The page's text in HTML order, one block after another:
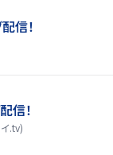
信！
信！
.tv)